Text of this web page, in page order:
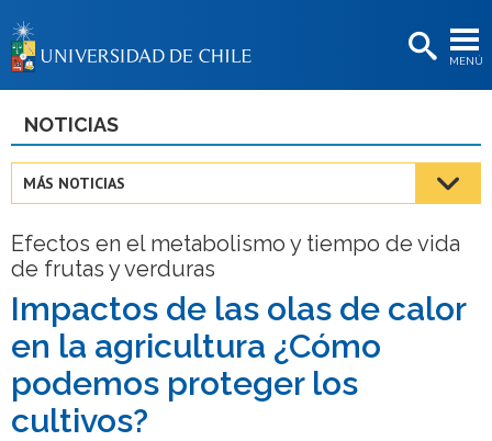
MENÚ
BIBLIOTECAS
Estudiantes
Académicas/os
Funcionarias/os
Egresadas/os
NOTICIAS
MÁS NOTICIAS
Efectos en el metabolismo y tiempo de vida
de frutas y verduras
Impactos de las olas de calor
en la agricultura ¿Cómo
podemos proteger los
cultivos?